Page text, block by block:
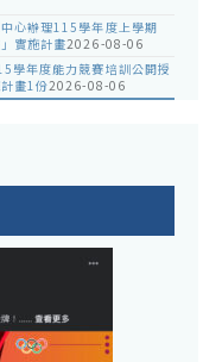
心辦理115學年度上學期
實施計畫2026-08-06
學年度能力競賽培訓公開授
畫1份2026-08-06